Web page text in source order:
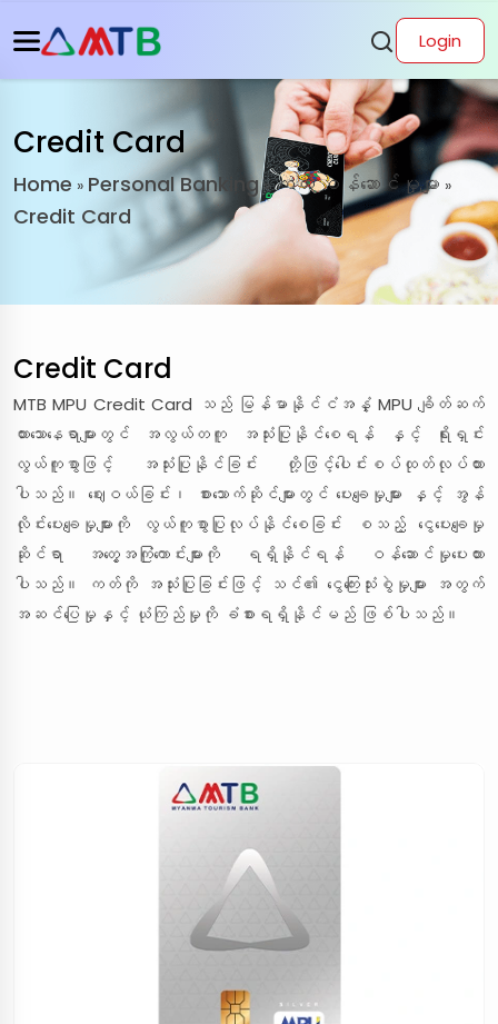
Login
Credit Card
Home » Personal Banking»ကတ် ဝန်ဆောင်မှုများ »
Credit Card
Credit Card
MTB MPU Credit Card သည် မြန်မာနိုင်ငံအနှံ့ MPU ချိတ်ဆက်
ထားသောနေရာများတွင် အလွယ်တကူ အသုံးပြုနိုင်စေရန် နှင့် ရိုးရှင်း
လွယ်ကူစွာဖြင့် အသုံးပြုနိုင်ခြင်း တို့ဖြင့်ပေါင်းစပ်ထုတ်လုပ်ထား
ပါသည်။ ဈေးဝယ်ခြင်း၊ စားသောက်ဆိုင်များတွင် ပေးချေမှုများ နှင့် အွန်
လိုင်းပေးချေမှုများကို လွယ်ကူစွာပြုလုပ်နိုင်စေခြင်း စသည့် ငွေပေးချေမှု
ဆိုင်ရာ အတွေ့အကြုံကောင်းများကို ရရှိနိုင်ရန် ဝန်ဆောင်မှုပေးထား
ပါသည်။ ကတ်ကို အသုံးပြုခြင်းဖြင့် သင်၏ ငွေကြေးသုံးစွဲမှုများ အတွက်
အဆင်ပြေမှုနှင့် ယုံကြည်မှုကို ခံစားရရှိနိုင်မည် ဖြစ်ပါသည်။